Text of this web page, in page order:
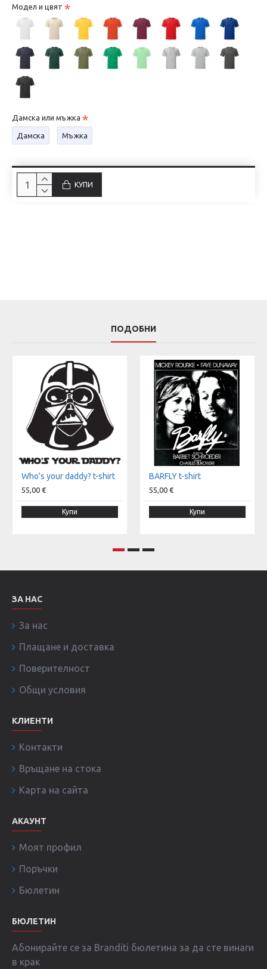
Модел и цвят
Дамска или мъжка
Дамска Мъжка
КУПИ
ПОДОБНИ
Who's your daddy? t-shirt
55,00 €
Купи
BARFLY t-shirt
55,00 €
Купи
ЗА НАС
За нас
Плащане и доставка
Поверителност
Общи условия
КЛИЕНТИ
Контакти
Връщане на стока
Карта на сайта
АКАУНТ
Моят профил
Поръчки
Бюлетин
БЮЛЕТИН
Абонирайте се за Branditi бюлетина за да сте винаги
в крак